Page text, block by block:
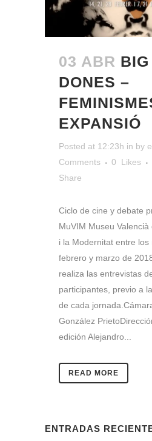
03 ABR
DONES –
EXPANSIÓ
Posted at 12:23h in by
Comments
0
Likes
Share
Ciclo de cine y debate
MuVIM Museu Valencià
i la Modernitat entre los
febrero y marzo de
realiza las entrevistas
participantes, previo a
de cada
González
edición Alejandro...
READ MORE
ENTRADAS